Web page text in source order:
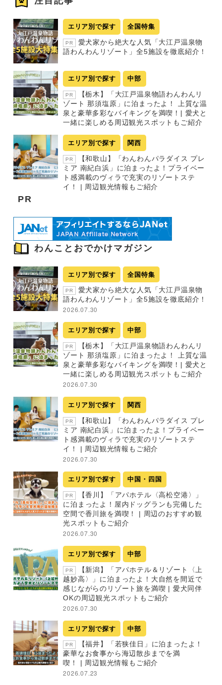
エリア別で探す 全国特集
PR
愛犬家から絶大な人気「大江戸温泉物
語わんわんリゾート」全5施設を徹底紹介！
エリア別で探す 中部
PR
【栃木】「大江戸温泉物語わんわんリ
ゾート 那須塩原」に泊まったよ！ 上質な温
泉と豪華多彩なバイキングを満喫！| 愛犬と
一緒に楽しめる周辺観光スポットもご紹介
エリア別で探す 関西
PR
【和歌山】「わんわんパラダイス プレ
ミア 南紀白浜」に泊まったよ！プライベー
ト感満載のヴィラで充実のリゾートステ
イ！ | 周辺観光情報もご紹介
PR
わんことおでかけマガジン
エリア別で探す 全国特集
PR
愛犬家から絶大な人気「大江戸温泉物
語わんわんリゾート」全5施設を徹底紹介！
2026.07.30
エリア別で探す 中部
PR
【栃木】「大江戸温泉物語わんわんリ
ゾート 那須塩原」に泊まったよ！ 上質な温
泉と豪華多彩なバイキングを満喫！| 愛犬と
一緒に楽しめる周辺観光スポットもご紹介
2026.07.30
エリア別で探す 関西
PR
【和歌山】「わんわんパラダイス プレ
ミア 南紀白浜」に泊まったよ！プライベー
ト感満載のヴィラで充実のリゾートステ
イ！ | 周辺観光情報もご紹介
2026.07.30
エリア別で探す 中国・四国
PR
【香川】「アパホテル〈高松空港〉」
に泊まったよ！屋内ドッグランも完備した
空間で香川旅を満喫！ | 周辺のおすすめ観
光スポットもご紹介
2026.07.30
エリア別で探す 中部
PR
【新潟】「アパホテル＆リゾート〈上
越妙高〉」に泊まったよ！大自然を間近で
感じながらのリゾート旅を満喫 | 愛犬同伴
OKの周辺観光スポットもご紹介
2026.07.30
エリア別で探す 中部
PR
【福井】「若狭佳日」に泊まったよ！
豪華なお食事から海辺散歩までを満
喫！ | 周辺観光情報もご紹介
2026.07.23